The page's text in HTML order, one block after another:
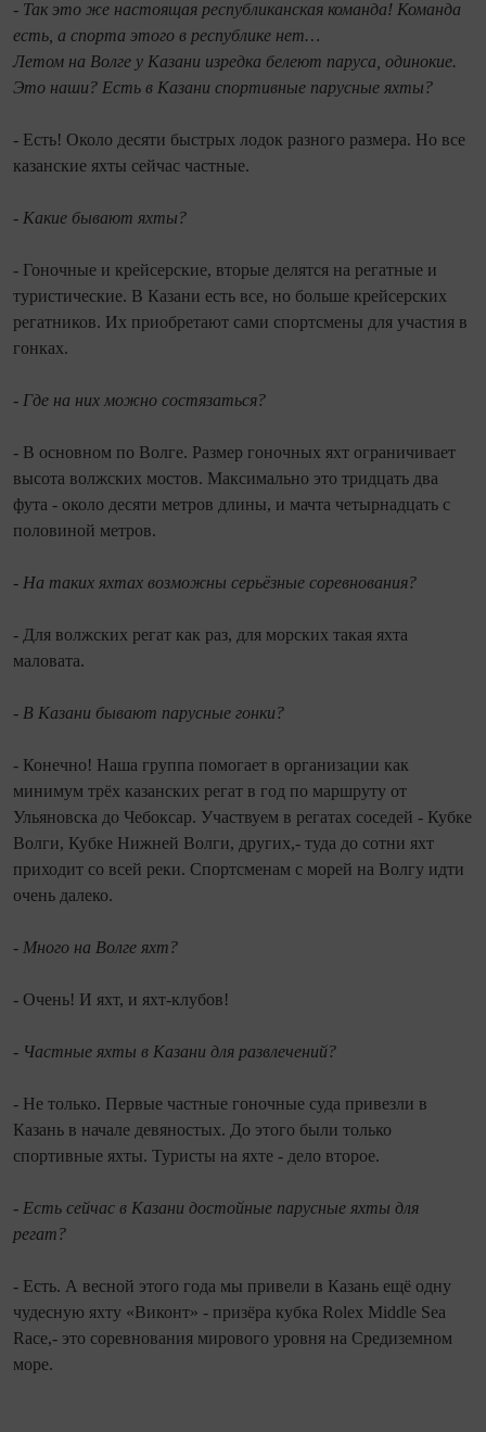
- Так это же настоящая республиканская команда! Команда
есть, а спорта этого в республике нет…
Летом на Волге у Казани изредка белеют паруса, одинокие.
Это наши? Есть в Казани спортивные парусные яхты?
- Есть! Около десяти быстрых лодок разного размера. Но все
казанские яхты сейчас частные.
- Какие бывают яхты?
- Гоночные и крейсерские, вторые делятся на регатные и
туристические. В Казани есть все, но больше крейсерских
регатников. Их приобретают сами спорт­смены для участия в
гонках.
- Где на них можно состязаться?
- В основном по Волге. Размер гоночных яхт ограничивает
высота волжских мостов. Максимально это тридцать два
фута - около десяти метров длины, и мачта четырнадцать с
половиной метров.
- На таких яхтах возможны серьёзные соревнования?
- Для волжских регат как раз, для морских такая яхта
маловата.
- В Казани бывают парусные гонки?
- Конечно! Наша группа помогает в организации как
минимум трёх казанских регат в год по маршруту от
Ульяновска до Чебоксар. Участвуем в регатах соседей - Кубке
Волги, Кубке Нижней Волги, других,- туда до сотни яхт
приходит со всей реки. Спортсменам с морей на Волгу идти
очень далеко.
- Много на Волге яхт?
- Очень! И яхт, и яхт-клубов!
- Частные яхты в Казани для развлечений?
- Не только. Первые частные гоночные суда привезли в
Казань в начале девяностых. До этого были только
спортивные яхты. Туристы на яхте - дело второе.
- Есть сейчас в Казани достойные парусные яхты для
регат?
- Есть. А весной этого года мы привели в Казань ещё одну
чудесную яхту «Виконт» - призёра кубка Rolex Middle Sea
Race,- это соревнования мирового уровня на Средиземном
море.